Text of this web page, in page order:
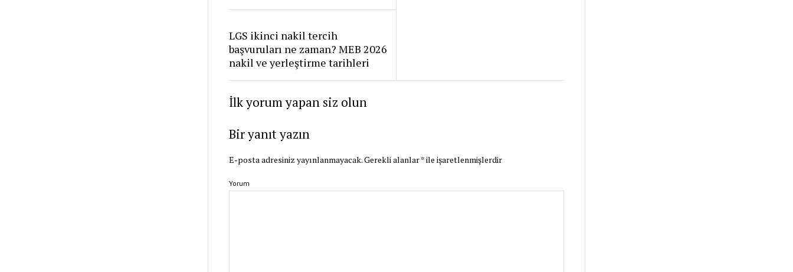
LGS ikinci nakil tercih
başvuruları ne zaman? MEB 2026
nakil ve yerleştirme tarihleri
İlk yorum yapan siz olun
Bir yanıt yazın
E-posta adresiniz yayınlanmayacak.Gerekli alanlar*ile işaretlenmişlerdir
Yorum